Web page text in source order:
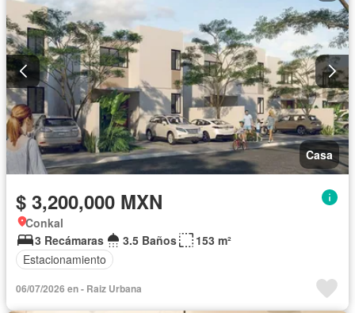
Casa
$ 3,200,000 MXN
Conkal
3 Recámaras
3.5 Baños
153 m²
Estacionamiento
06/07/2026 en - Raiz Urbana